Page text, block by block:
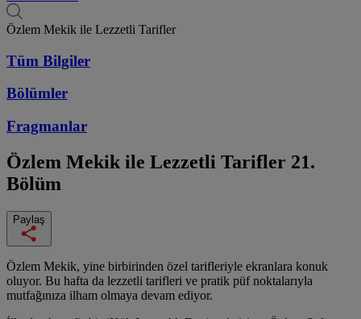
Özlem Mekik ile Lezzetli Tarifler
Tüm Bilgiler
Bölümler
Fragmanlar
Özlem Mekik ile Lezzetli Tarifler 21.
Bölüm
Paylaş
Özlem Mekik, yine birbirinden özel tarifleriyle ekranlara konuk
oluyor. Bu hafta da lezzetli tarifleri ve pratik püf noktalarıyla
mutfağınıza ilham olmaya devam ediyor.